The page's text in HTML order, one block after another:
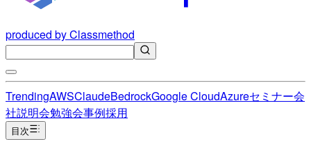
produced by Classmethod
TrendingAWSClaudeBedrockGoogle CloudAzureセミナー会
社説明会勉強会事例採用
目次